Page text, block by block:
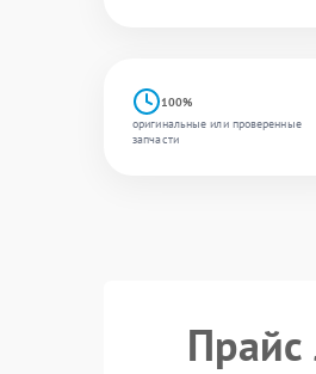
100%
оригинальные или проверенные
запчасти
Прайс